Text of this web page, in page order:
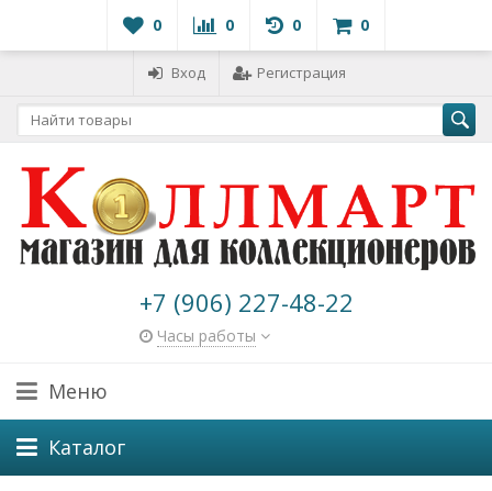
0 0 0 0
Вход Регистрация
+7 (906) 227-48-22
Часы работы
Меню
Каталог